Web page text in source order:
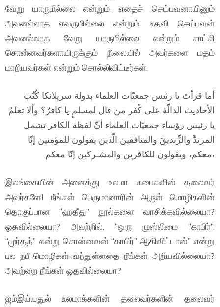
வேறு யாருமில்லை என்றும், எதைச் செய்பவனாயினும்
அவனல்லாத எவருமில்லை என்றும், உதவி செய்பவன்
அவனல்லாத வேறு யாருமில்லை என்றும் சாட்சி
சொன்னவர்களாயிருக்கும் நிலையில் அவர்களை மதம்
மாறியவர்கள் என்றும் சொல்லிவிட்டீர்கள்.
أما قرأتَ يا رئيس جمعيّات العلماء بدولة سريلانكا كُتُبَ
الأحاديث الدالّة على كُفر من قال لمسلمٍ يا كافرُ؟ وألا تعلمُ
يا رئيس رؤساء جمعيّات العلماء أنّ لفظة الكافر تشمل
المرتدَّ والزِّنديقَ والمنافقين الّذين يقولون للمؤمنين إنّا
معكم، ويقولون للكافرين والمشـركين إنّا معكم،
இலங்கையின் அனைத்து உலமா சபைகளின் தலைவர்
அவர்களே! நீங்கள் பெருமானாரின் அருள் மொழிகளின்
தொகுப்பான “ஹதீது” நூல்களை வாசிக்கவில்லையா?
ஓதவில்லையா? அவற்றில், “ஒரு முஸ்லிமை “காபிர்”,
“முர்தத்” என்று சொன்னவன் “காபிர்” ஆகிவிட்டான்” என்று
பல நபீ மொழிகள் வந்துள்ளதை நீங்கள் அறியவில்லையா?
அவற்றை நீங்கள் ஓதவில்லையா?
ஜம்இய்யதுல் உலமாக்களின் தலைவர்களின் தலைவர்